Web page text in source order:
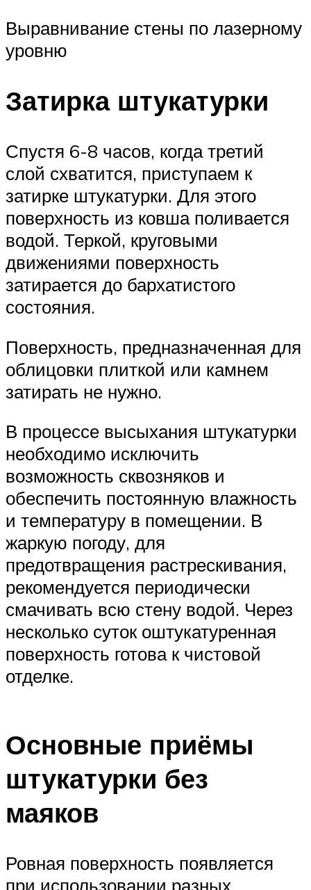
Выравнивание стены по лазерному
уровню
Затирка штукатурки
Спустя 6-8 часов, когда третий
слой схватится, приступаем к
затирке штукатурки. Для этого
поверхность из ковша поливается
водой. Теркой, круговыми
движениями поверхность
затирается до бархатистого
состояния.
Поверхность, предназначенная для
облицовки плиткой или камнем
затирать не нужно.
В процессе высыхания штукатурки
необходимо исключить
возможность сквозняков и
обеспечить постоянную влажность
и температуру в помещении. В
жаркую погоду, для
предотвращения растрескивания,
рекомендуется периодически
смачивать всю стену водой. Через
несколько суток оштукатуренная
поверхность готова к чистовой
отделке.
Основные приёмы
штукатурки без
маяков
Ровная поверхность появляется
при использовании разных